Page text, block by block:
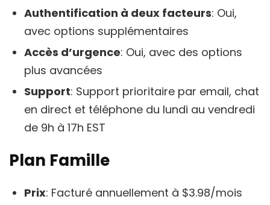
Authentification à deux facteurs: Oui,
avec options supplémentaires
Accès d’urgence: Oui, avec des options
plus avancées
Support: Support prioritaire par email, chat
en direct et téléphone du lundi au vendredi
de 9h à 17h EST
Plan Famille
Prix: Facturé annuellement à $3.98/mois